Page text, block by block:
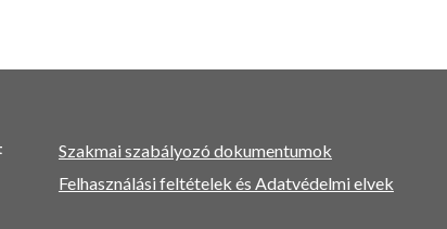
Szakmai szabályozó dokumentumok
Felhasználási feltételek és Adatvédelmi elvek